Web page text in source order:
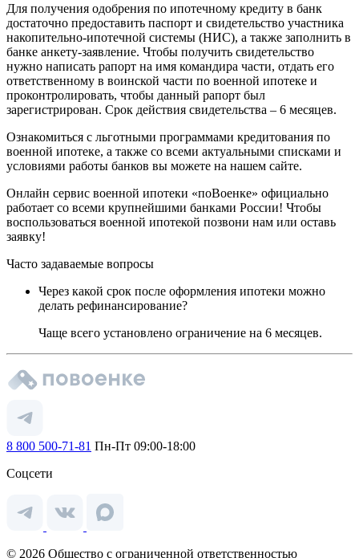
Для получения одобрения по ипотечному кредиту в банк
достаточно предоставить паспорт и свидетельство участника
накопительно-ипотечной системы (НИС), а также заполнить в
банке анкету-заявление. Чтобы получить свидетельство
нужно написать рапорт на имя командира части, отдать его
ответственному в воинской части по военной ипотеке и
проконтролировать, чтобы данный рапорт был
зарегистрирован. Срок действия свидетельства – 6 месяцев.
Ознакомиться с льготными программами кредитования по
военной ипотеке, а также со всеми актуальными списками и
условиями работы банков вы можете на нашем сайте.
Онлайн сервис военной ипотеки «поВоенке» официально
работает со всеми крупнейшими банками России! Чтобы
воспользоваться военной ипотекой позвони нам или оставь
заявку!
Часто задаваемые вопросы
Через какой срок после оформления ипотеки можно
делать рефинансирование?
Чаще всего установлено ограничение на 6 месяцев.
8 800 500-71-81 Пн-Пт 09:00-18:00
Соцсети
© 2026 Общество с ограниченной ответственностью